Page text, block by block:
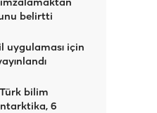
imzalamaktan
belirtti
uygulaması için
bilim
6